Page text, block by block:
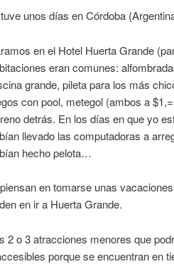
unos días en Córdoba
en el Hotel Huerta Grande
eran comunes:
grande, pileta para los más
con pool, metegol (ambos a
detrás. En los días en que yo
llevado las computadoras a
hecho pelota…
en tomarse unas
en ir a Huerta Grande.
2 o 3 atracciones menores que
porque se encuentran en